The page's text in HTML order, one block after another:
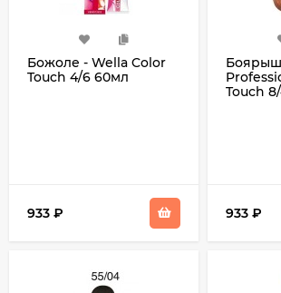
Божоле - Wella Color
Touch 4/6 60мл
933 ₽
Touch
933 ₽